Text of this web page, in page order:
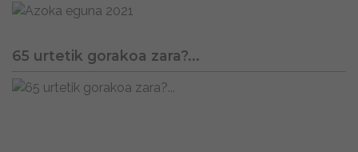
65 urtetik gorakoa zara?...